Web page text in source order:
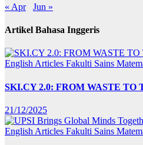
« Apr
Jun »
Artikel Bahasa Inggeris
English Articles Fakulti Sains
SKI.CY 2.0: FROM WASTE
21/12/2025
English Articles Fakulti Sains